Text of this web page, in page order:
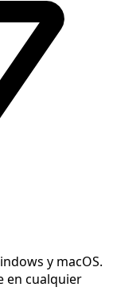
y macOS.
en cualquier